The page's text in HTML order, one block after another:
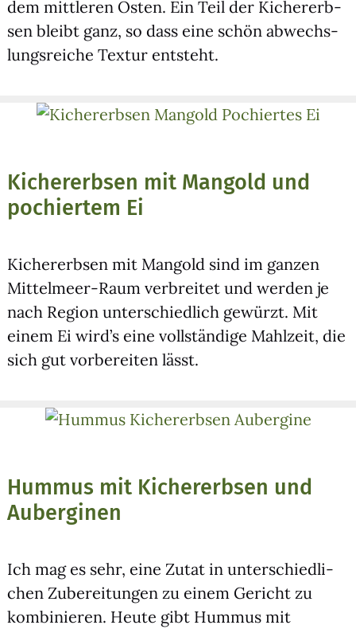
dem mitt­le­ren Osten. Ein Teil der Kicher­erb­
sen bleibt ganz, so dass eine schön abwechs­
lungs­rei­che Tex­tur ent­steht.
Kichererbsen mit Mangold und
pochiertem Ei
Kicher­erb­sen mit Man­gold sind im gan­zen
Mit­tel­meer-Raum ver­brei­tet und wer­den je
nach Regi­on unter­schied­lich gewürzt. Mit
einem Ei wird’s eine voll­stän­di­ge Mahl­zeit, die
sich gut vor­be­rei­ten lässt.
Hummus mit Kichererbsen und
Auberginen
Ich mag es sehr, eine Zutat in unter­schied­li­
chen Zube­rei­tun­gen zu einem Gericht zu
kom­bi­nie­ren. Heu­te gibt Hum­mus mit